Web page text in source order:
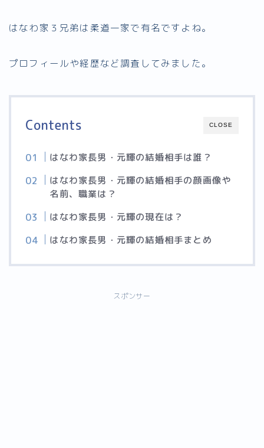
はなわ家３兄弟は柔道一家で有名ですよね。
プロフィールや経歴など調査してみました。
CLOSE
Contents
はなわ家長男・元輝の結婚相手は誰？
はなわ家長男・元輝の結婚相手の顔画像や
名前、職業は？
はなわ家長男・元輝の現在は？
はなわ家長男・元輝の結婚相手まとめ
スポンサー